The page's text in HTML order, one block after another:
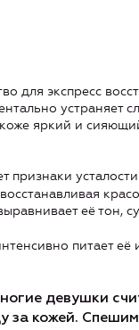
для экспресс
устраняет
яркий и
признаки
её тон,
питает её
девушки
за кожей. Спешим